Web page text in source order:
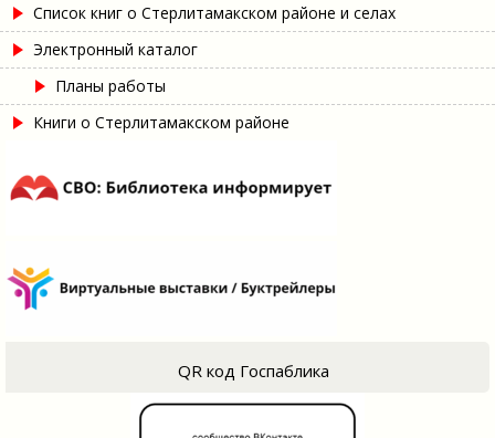
Список книг о Стерлитамакском районе и селах
Электронный каталог
Планы работы
Книги о Стерлитамакском районе
QR код Госпаблика